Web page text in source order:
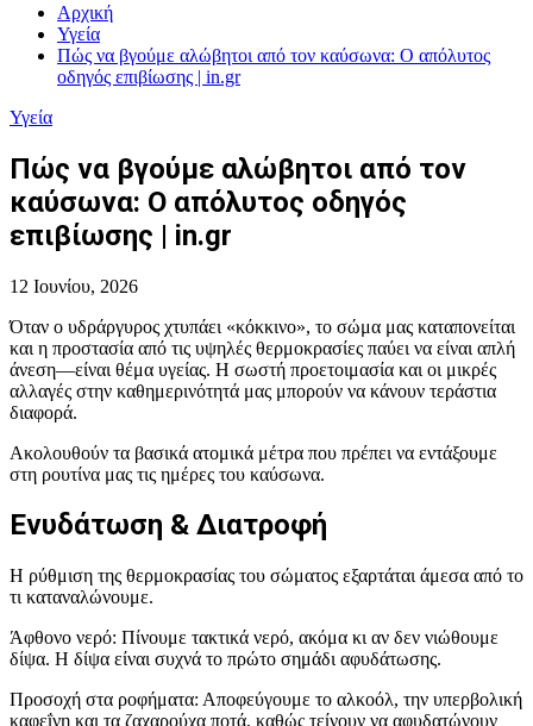
Αρχική
Υγεία
Πώς να βγούμε αλώβητοι από τον καύσωνα: Ο απόλυτος
οδηγός επιβίωσης | in.gr
Υγεία
Πώς να βγούμε αλώβητοι από τον
καύσωνα: Ο απόλυτος οδηγός
επιβίωσης | in.gr
12 Ιουνίου, 2026
Όταν ο υδράργυρος χτυπάει «κόκκινο», το σώμα μας καταπονείται
και η προστασία από τις υψηλές θερμοκρασίες παύει να είναι απλή
άνεση—είναι θέμα υγείας. Η σωστή προετοιμασία και οι μικρές
αλλαγές στην καθημερινότητά μας μπορούν να κάνουν τεράστια
διαφορά.
Ακολουθούν τα βασικά ατομικά μέτρα που πρέπει να εντάξουμε
στη ρουτίνα μας τις ημέρες του καύσωνα.
Ενυδάτωση & Διατροφή
Η ρύθμιση της θερμοκρασίας του σώματος εξαρτάται άμεσα από το
τι καταναλώνουμε.
Άφθονο νερό: Πίνουμε τακτικά νερό, ακόμα κι αν δεν νιώθουμε
δίψα. Η δίψα είναι συχνά το πρώτο σημάδι αφυδάτωσης.
Προσοχή στα ροφήματα: Αποφεύγουμε το αλκοόλ, την υπερβολική
καφεΐνη και τα ζαχαρούχα ποτά, καθώς τείνουν να αφυδατώνουν